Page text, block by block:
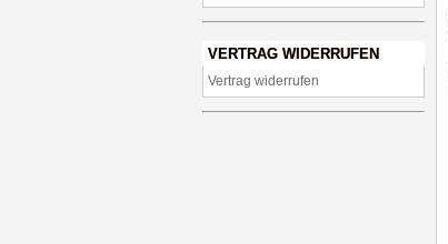
VERTRAG WIDERRUFEN
Vertrag widerrufen